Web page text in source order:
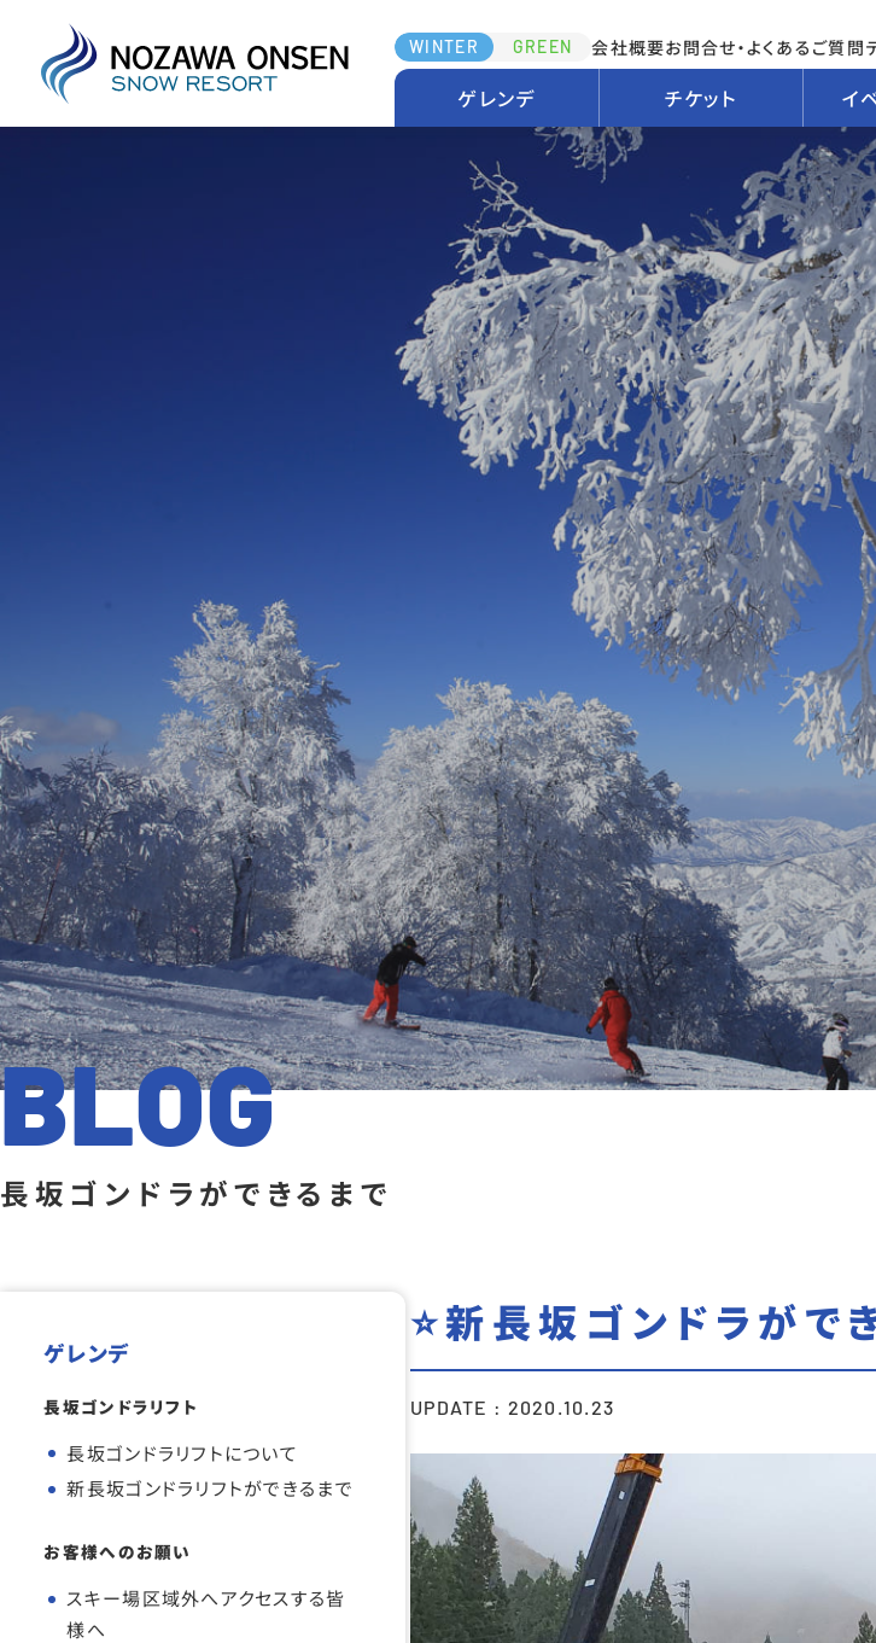
ゲレンデ チケット イ
WINTER GREEN 会社概要お問合せ・よくあるご質問
BLOG
長坂ゴンドラができるまで
⭐新長坂ゴンドラが
UPDATE : 2020.10.23
ゲレンデ
長坂ゴンドラリフト
長坂ゴンドラリフトについて
新長坂ゴンドラリフトができるまで
お客様へのお願い
スキー場区域外へアクセスする皆
様へ